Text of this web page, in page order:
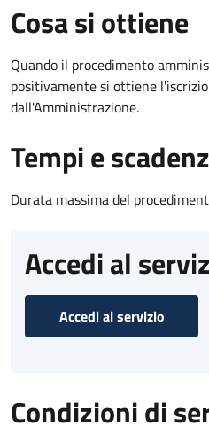
Cosa si ottiene
Quando il procedimento
positivamente si ottiene
dall'Amministrazione.
Tempi e
Durata massima del
Accedi al
Accedi al servizio
Condizioni di